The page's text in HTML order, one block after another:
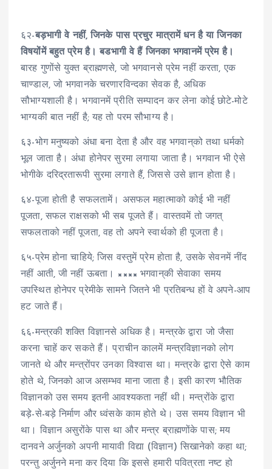
६२-बड़भागी वे नहीं, जिनके पास प्रचुर मात्रामें धन है या जिनका
विषयोंमें बहुत प्रेम है। बडभागी वे हैं जिनका भगवानमें प्रेम है।
बारह गुणोंसे युक्त ब्राह्मणसे, जो भगवानसे प्रेम नहीं करता, एक
चाण्डाल, जो भगवानके चरणारविन्दका सेवक है, अधिक
सौभाग्यशाली है। भगवानमें प्रीति सम्पादन कर लेना कोई छोटे-मोटे
भाग्यकी बात नहीं है; यह तो परम सौभाग्य है।
६३-भोग मनुष्यको अंधा बना देता है और वह भगवान्‌को तथा धर्मको
भूल जाता है। अंधा होनेपर सुरमा लगाया जाता है। भगवान भी ऐसे
भोगीके दरिद्रतारूपी सुरमा लगाते हैं, जिससे उसे ज्ञान होता है।
६४-पूजा होती है सफलतामें। असफल महात्माको कोई भी नहीं
पूजता, सफल राक्षसको भी सब पूजते हैं। वास्तवमें तो जगत्
सफलताको नहीं पूजता, वह तो अपने स्वार्थको ही पूजता है।
६५-प्रेम होना चाहिये; जिस वस्तुमें प्रेम होता है, उसके सेवनमें नींद
नहीं आती, जी नहीं ऊबता। ×××× भगवान्‌की सेवाका समय
उपस्थित होनेपर प्रेमीके सामने जितने भी प्रतिबन्ध हों वे अपने-आप
हट जाते हैं।
६६-मन्त्रकी शक्ति विज्ञानसे अधिक है। मन्त्रके द्वारा जो जैसा
करना चाहें कर सकते हैं। प्राचीन कालमें मन्त्रविज्ञानको लोग
जानते थे और मन्त्रोंपर उनका विश्वास था। मन्त्रके द्वारा ऐसे काम
होते थे, जिनको आज असम्भव माना जाता है। इसी कारण भौतिक
विज्ञानको उस समय इतनी आवश्यकता नहीं थी। मन्त्रोंके द्वारा
बड़े-से-बड़े निर्माण और ध्वंसके काम होते थे। उस समय विज्ञान भी
था। विज्ञान असुरोंके पास था और मन्त्र ब्राह्मणोंके पास; मय
दानवने अर्जुनको अपनी मायावी विद्या (विज्ञान) सिखानेको कहा था;
परन्तु अर्जुनने मना कर दिया कि इससे हमारी पवित्रता नष्ट हो